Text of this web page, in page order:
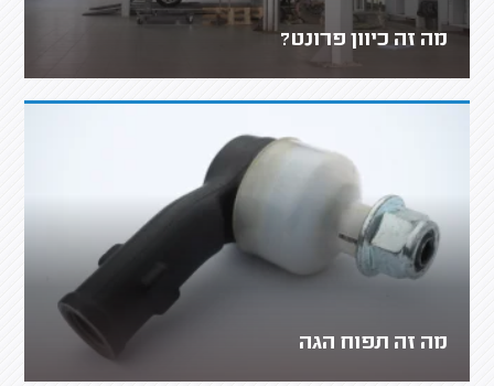
מה זה כיוון פרונט?
מה זה תפוח הגה